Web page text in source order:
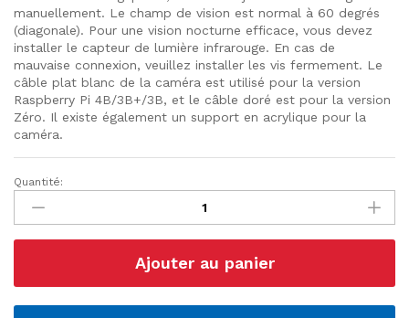
manuellement. Le champ de vision est normal à 60 degrés
(diagonale). Pour une vision nocturne efficace, vous devez
installer le capteur de lumière infrarouge. En cas de
mauvaise connexion, veuillez installer les vis fermement. Le
câble plat blanc de la caméra est utilisé pour la version
Raspberry Pi 4B/3B+/3B, et le câble doré est pour la version
Zéro. Il existe également un support en acrylique pour la
caméra.
Module
Caméra
5MP
Raspberry
OV5647
quantité
Quantité:
Ajouter au panier